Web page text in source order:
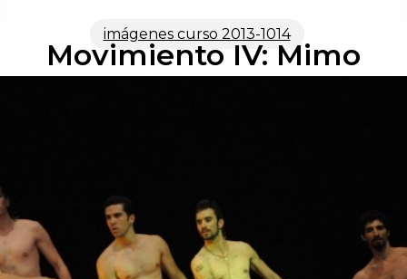
imágenes curso 2013-1014
Movimiento IV: Mimo